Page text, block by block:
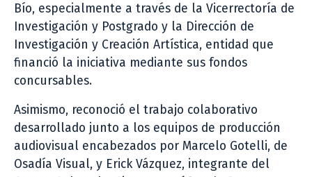
Bío, especialmente a través de la Vicerrectoría de
Investigación y Postgrado y la Dirección de
Investigación y Creación Artística, entidad que
financió la iniciativa mediante sus fondos
concursables.
Asimismo, reconoció el trabajo colaborativo
desarrollado junto a los equipos de producción
audiovisual encabezados por Marcelo Gotelli, de
Osadía Visual, y Erick Vázquez, integrante del